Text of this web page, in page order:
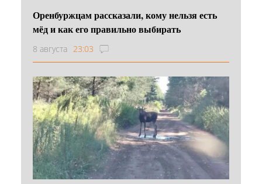
Оренбуржцам рассказали, кому нельзя есть
мёд и как его правильно выбирать
8 августа 23:03